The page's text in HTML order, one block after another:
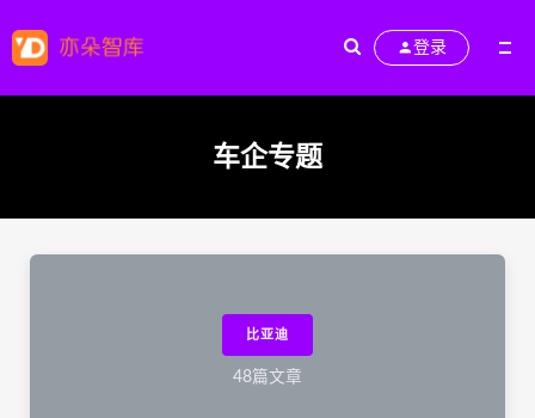
登录
车企专题
比亚迪
48篇文章